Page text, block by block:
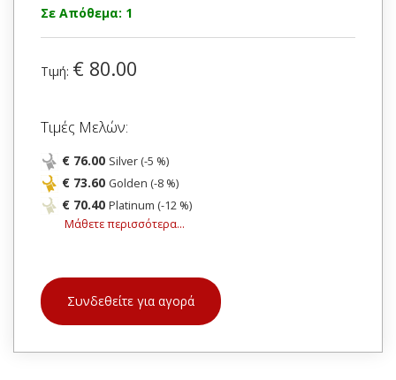
Σε Απόθεμα: 1
Τιμή: € 80.00
Τιμές Μελών:
€ 76.00 Silver (-5 %)
€ 73.60 Golden (-8 %)
€ 70.40 Platinum (-12 %)
Μάθετε περισσότερα...
Συνδεθείτε για αγορά